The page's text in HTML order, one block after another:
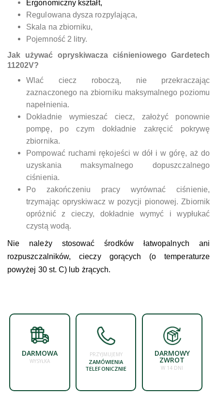
Ergonomiczny kształt,
Regulowana dysza rozpylająca,
Skala na zbiorniku,
Pojemność 2 litry.
Jak używać opryskiwacza ciśnieniowegoGardetech
11202V?
Wlać ciecz roboczą, nie przekraczając
zaznaczonego na zbiorniku maksymalnego poziomu
napełnienia.
Dokładnie wymieszać ciecz, założyć ponownie
pompę, po czym dokładnie zakręcić pokrywę
zbiornika.
Pompować ruchami rękojeści w dół i w górę, aż do
uzyskania maksymalnego dopuszczalnego
ciśnienia.
Po zakończeniu pracy wyrównać ciśnienie,
trzymając opryskiwacz w pozycji pionowej. Zbiornik
opróżnić z cieczy, dokładnie wymyć i wypłukać
czystą wodą.
Nie należy stosować środków łatwopalnych ani
rozpuszczalników, cieczy gorących (o temperaturze
powyżej 30 st. C) lub żrących.
DARMOWA
WYSYŁKA
PRZYJMUJEMY
ZAMÓWIENIA
TELEFONICZNIE
DARMOWY
ZWROT
W 14 DNI